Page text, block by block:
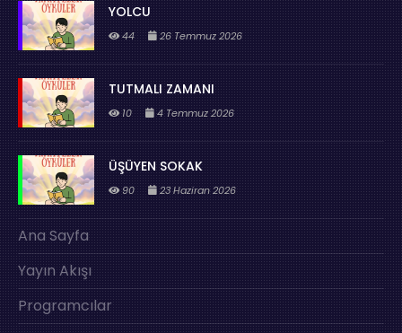
YOLCU
44 26 Temmuz 2026
TUTMALI ZAMANI
10 4 Temmuz 2026
ÜŞÜYEN SOKAK
90 23 Haziran 2026
Ana Sayfa
Yayın Akışı
Programcılar